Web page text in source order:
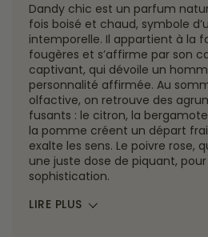
Dandy chic est un parfum
fois boisé et chaud, symbole
intemporelle. Il appartient à la
fougères et s’affirme par son
captivant, qui dévoile un
personnalité affirmée. Au
olfactive, on retrouve des
fusants : le citron, la
la pomme créent un départ
exalte les sens. Le poivre rose,
une juste dose de piquant,
sophistication.
LIRE PLUS